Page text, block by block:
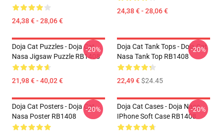
24,38 € - 28,06 €
24,38 € - 28,06 €
Doja Cat Puzzles - Doja Cat
Nasa Jigsaw Puzzle RB1408
21,98 € - 40,02 €
-20%
Doja Cat Tank Tops - Doja Cat
Nasa Tank Top RB1408
22,49 €$24.45
-20%
Doja Cat Posters - Doja Cat
Nasa Poster RB1408
-20%
Doja Cat Cases - Doja Nasa
IPhone Soft Case RB1408
-20%